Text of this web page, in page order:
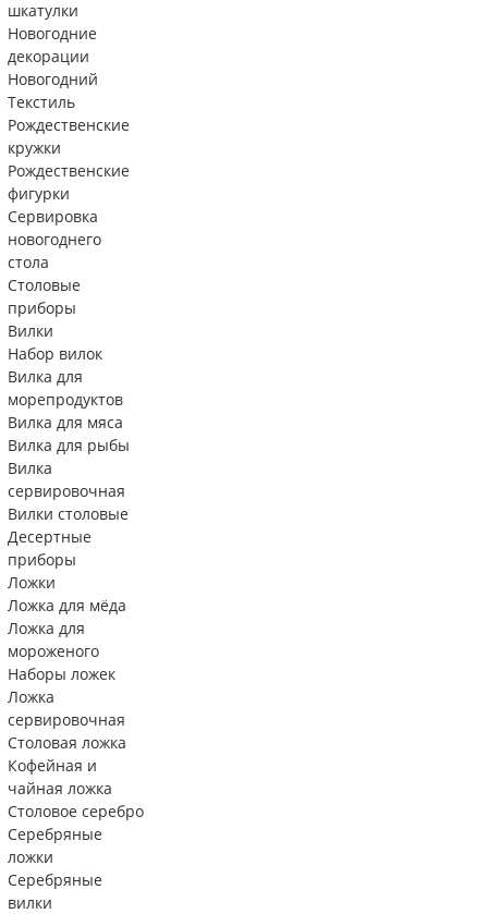
шкатулки
Новогодние
декорации
Новогодний
Текстиль
Рождественские
кружки
Рождественские
фигурки
Сервировка
новогоднего
стола
Столовые
приборы
Вилки
Набор вилок
Вилка для
морепродуктов
Вилка для мяса
Вилка для рыбы
Вилка
сервировочная
Вилки столовые
Десертные
приборы
Ложки
Ложка для мёда
Ложка для
мороженого
Наборы ложек
Ложка
сервировочная
Столовая ложка
Кофейная и
чайная ложка
Столовое серебро
Серебряные
ложки
Серебряные
вилки